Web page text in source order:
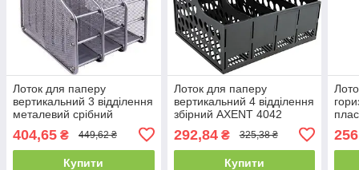
Лоток для паперу
вертикальний 3 відділення
металевий срібний
404,65 ₴ 449,62 ₴
Купити
Лоток для паперу
вертикальний 4 відділення
збірний AXENT 4042
292,84₴ 325,38 ₴
Купити